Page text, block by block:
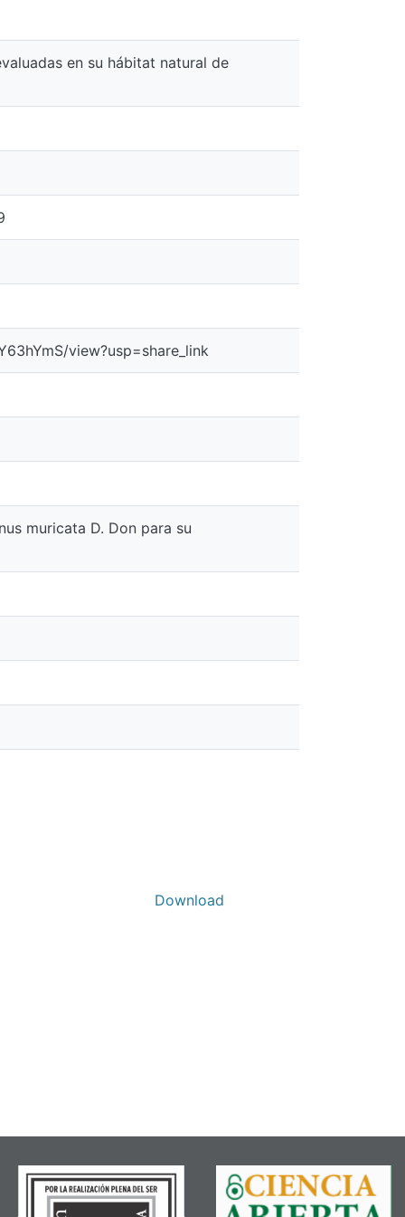
en su hábitat natural de
view?usp=share_link
muricata D. Don para su
Download